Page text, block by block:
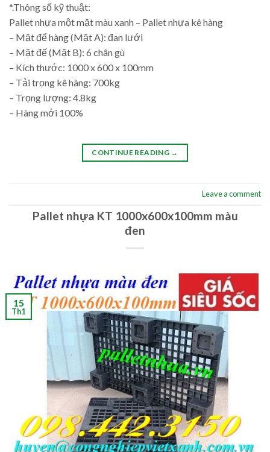
*.Thông số kỹ thuật:
Pallet nhựa một mặt màu xanh – Pallet nhựa kê hàng
– Mặt để hàng (Mặt A): đan lưới
– Mặt đế (Mặt B): 6 chân gù
– Kích thước: 1000 x 600 x 100mm
– Tải trọng kê hàng: 700kg
– Trọng lượng: 4.8kg
– Hàng mới 100%
CONTINUE READING →
Leave a comment
Pallet nhựa KT 1000x600x100mm màu
đen
15
Th1